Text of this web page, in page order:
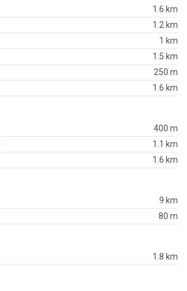
1.6 km
1.2 km
1 km
1.5 km
250 m
1.6 km
400 m
1.1 km
1.6 km
9 km
80 m
1.8 km